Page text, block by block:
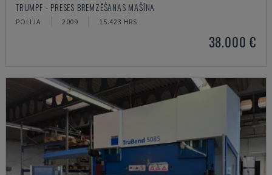
TRUMPF - PRESES BREMZĒŠANAS MAŠĪNA
POLIJA 2009 15.423 HRS
38.000 €